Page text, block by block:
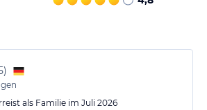
)
als Familie im Juli 2026